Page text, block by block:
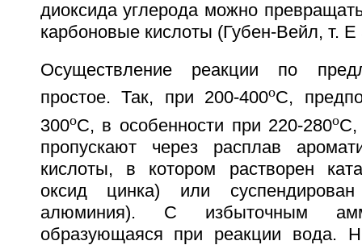
диоксида углерода можно
карбоновые кислоты (Губен-Вейл, т. Е
Осуществление реакции по
простое. Так, при 200-400оС,
300оС, в особенности при 220-280оС,
пропускают через расплав
кислоты, в котором растворен
оксид цинка) или
алюминия). С избыточным
образующаяся при реакции вода.